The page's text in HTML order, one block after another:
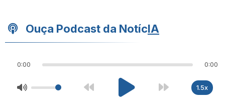
Ouça Podcast da NotícIA
0:00 0:00
1.5x